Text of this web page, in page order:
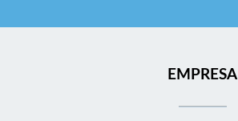
EMPRESA